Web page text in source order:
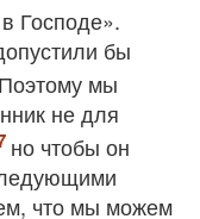
Господе».
бы
Поэтому мы
не для
но чтобы он
что мы можем